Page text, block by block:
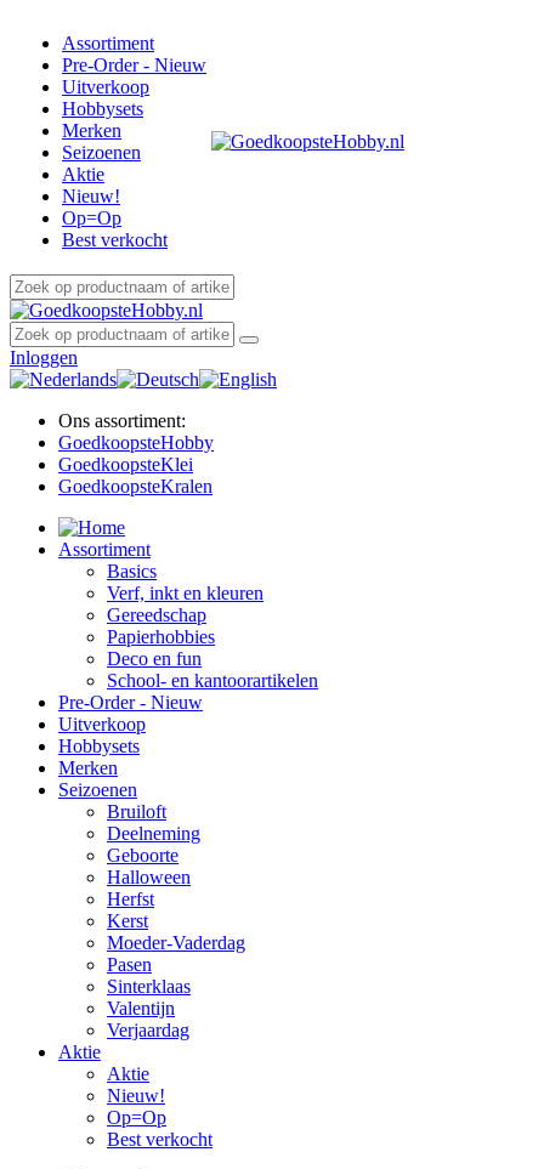
Assortiment
Pre-Order - Nieuw
Uitverkoop
Hobbysets
Merken
Seizoenen
Aktie
Nieuw!
Op=Op
Best verkocht
Inloggen
Ons assortiment:
GoedkoopsteHobby
GoedkoopsteKlei
GoedkoopsteKralen
Assortiment
Basics
Verf, inkt en kleuren
Gereedschap
Papierhobbies
Deco en fun
School- en kantoorartikelen
Pre-Order - Nieuw
Uitverkoop
Hobbysets
Merken
Seizoenen
Bruiloft
Deelneming
Geboorte
Halloween
Herfst
Kerst
Moeder-Vaderdag
Pasen
Sinterklaas
Valentijn
Verjaardag
Aktie
Aktie
Nieuw!
Op=Op
Best verkocht